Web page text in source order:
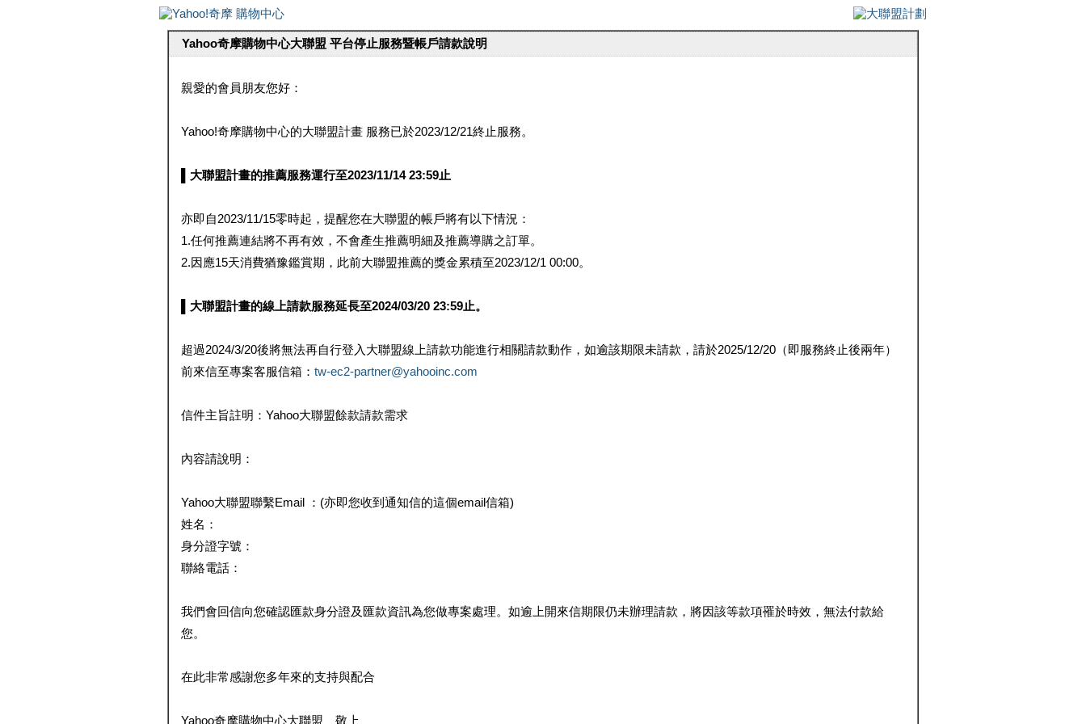
Yahoo奇摩購物中心大聯盟 平台停止服務暨帳戶請款說明
親愛的會員朋友您好：
Yahoo!奇摩購物中心的大聯盟計畫 服務已於2023/12/21終止服務。
▌大聯盟計畫的推薦服務運行至2023/11/14 23:59止
亦即自2023/11/15零時起，提醒您在大聯盟的帳戶將有以下情況：
1.任何推薦連結將不再有效，不會產生推薦明細及推薦導購之訂單。
2.因應15天消費猶豫鑑賞期，此前大聯盟推薦的獎金累積至2023/12/1 00:00。
▌大聯盟計畫的線上請款服務延長至2024/03/20 23:59止。
超過2024/3/20後將無法再自行登入大聯盟線上請款功能進行相關請款動作，如逾該期限未請款，請於2025/12/20（即服務終止後兩年）
前來信至專案客服信箱： tw-ec2-partner@yahooinc.com
信件主旨註明：Yahoo大聯盟餘款請款需求
內容請說明：
Yahoo大聯盟聯繫Email ：(亦即您收到通知信的這個email信箱)
姓名：
身分證字號：
聯絡電話：
我們會回信向您確認匯款身分證及匯款資訊為您做專案處理。如逾上開來信期限仍未辦理請款，將因該等款項罹於時效，無法付款給
您。
在此非常感謝您多年來的支持與配合
Yahoo奇摩購物中心大聯盟 敬上